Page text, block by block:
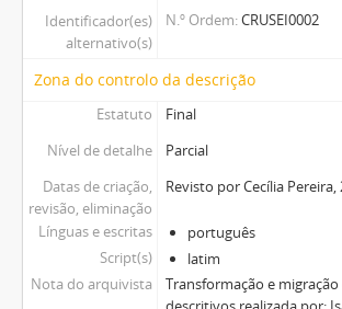
Identificador(es)
alternativo(s)
N.º Ordem CRUSEI0002
Zona do controlo da descrição
Estatuto
Final
Nível de detalhe
Parcial
Datas de criação,
revisão, eliminação
Revisto por Cecília Pereira,
Línguas e escritas
português
Script(s)
latim
Nota do arquivista
Transformação e